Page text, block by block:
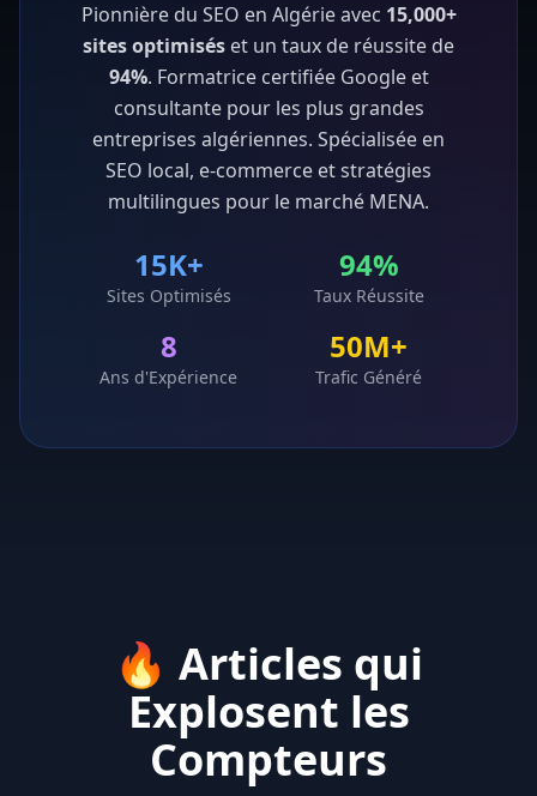
Pionnière du SEO en Algérie avec 15,000+
sites optimisés et un taux de réussite de
94%. Formatrice certifiée Google et
consultante pour les plus grandes
entreprises algériennes. Spécialisée en
SEO local, e-commerce et stratégies
multilingues pour le marché MENA.
15K+
Sites Optimisés
94%
Taux Réussite
8
Ans d'Expérience
50M+
Trafic Généré
🔥 Articles qui
Explosent les
Compteurs